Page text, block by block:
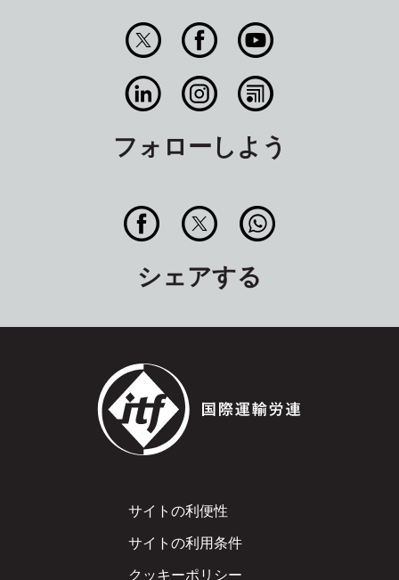
フォローしよう
シェアする
Footer
サイトの利便性
サイトの利用条件
クッキーポリシー